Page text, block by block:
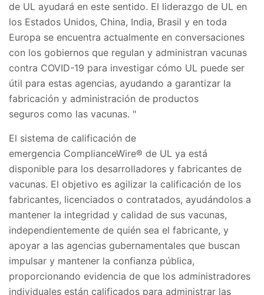
de UL ayudará en este sentido. El liderazgo de UL en
los Estados Unidos, China, India, Brasil y en toda
Europa se encuentra actualmente en conversaciones
con los gobiernos que regulan y administran vacunas
contra COVID-19 para investigar cómo UL puede ser
útil para estas agencias, ayudando a garantizar la
fabricación y administración de productos
seguros como las vacunas. "
El sistema de calificación de
emergencia ComplianceWire® de UL ya está
disponible para los desarrolladores y fabricantes de
vacunas. El objetivo es agilizar la calificación de los
fabricantes, licenciados o contratados, ayudándolos a
mantener la integridad y calidad de sus vacunas,
independientemente de quién sea el fabricante, y
apoyar a las agencias gubernamentales que buscan
impulsar y mantener la confianza pública,
proporcionando evidencia de que los administradores
individuales están calificados para administrar las